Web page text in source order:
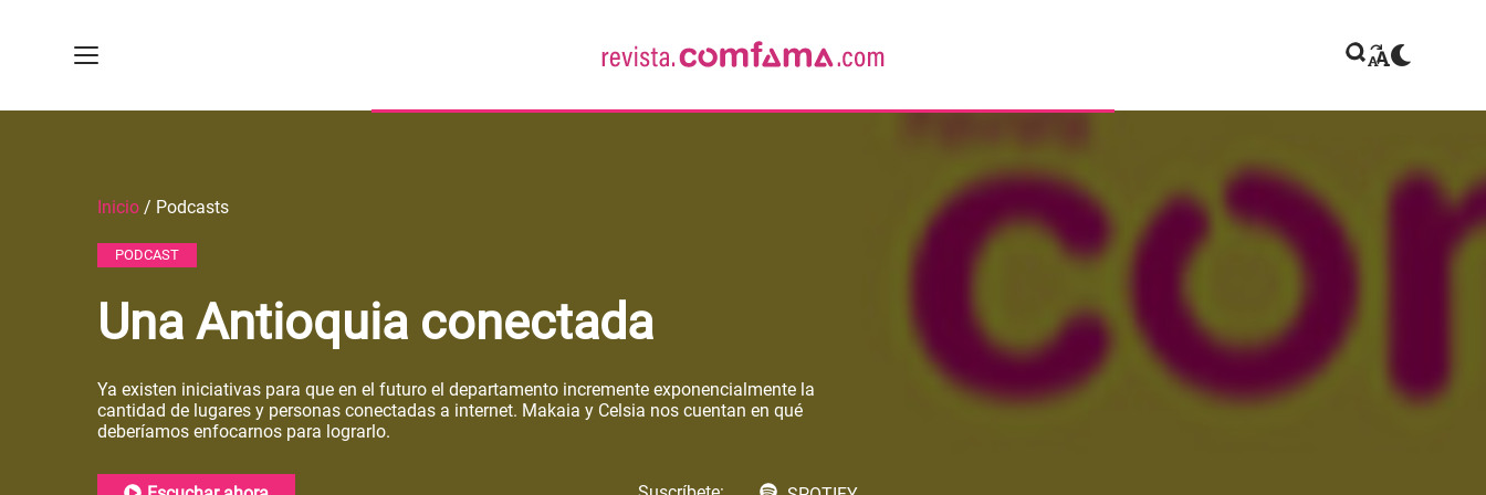
Inicio / Podcasts
PODCAST
Una Antioquia conectada
Ya existen iniciativas para que en el futuro el departamento incremente exponencialmente la
cantidad de lugares y personas conectadas a internet. Makaia y Celsia nos cuentan en qué
deberíamos enfocarnos para lograrlo.